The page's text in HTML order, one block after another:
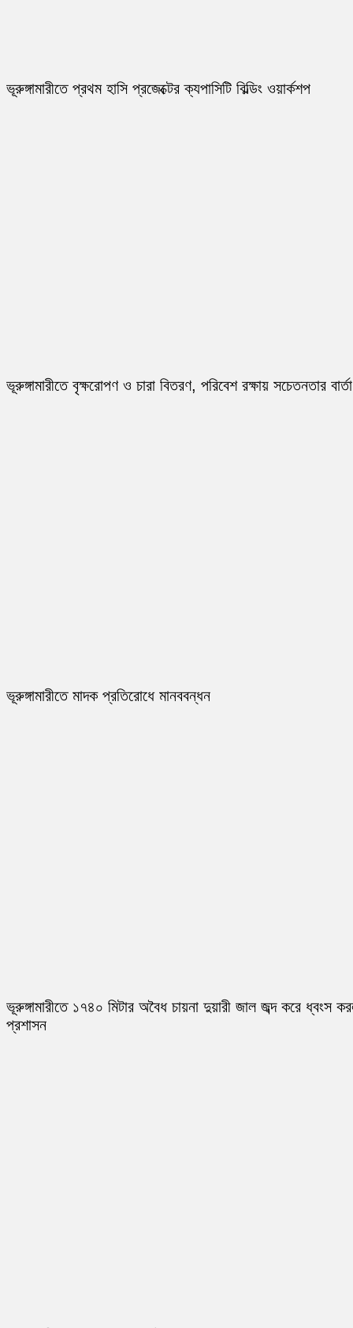
ভূরুঙ্গামারীতে প্রথম হাসি প্রজেক্টের ক্যপাসিটি বিল্ডিং ওয়ার্কশপ
ভূরুঙ্গামারীতে বৃক্ষরোপণ ও চারা বিতরণ, পরিবেশ রক্ষায় সচেতনতার বার্তা
ভূরুঙ্গামারীতে মাদক প্রতিরোধে মানববন্ধন
ভূরুঙ্গামারীতে ১৭৪০ মিটার অবৈধ চায়না দুয়ারী জাল জব্দ করে ধ্বংস
প্রশাসন